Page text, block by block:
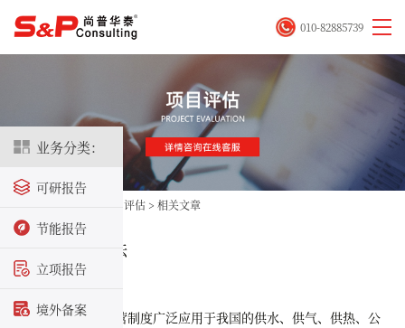
业务分类：
可研报告
节能报告
立项报告
境外备案
010-82885739
项目评估 > 相关文章
项目的估值方法
2021-01-15
目前，特许经营制度广泛应用于我国的供水、供气、供热、公